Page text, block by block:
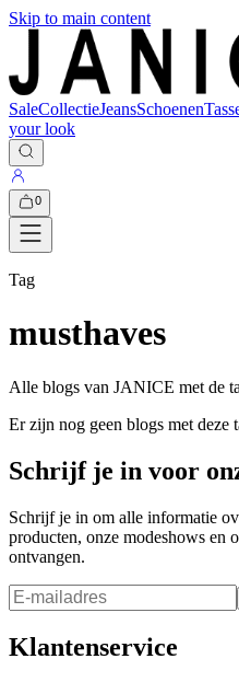
Skip to main content
SaleCollectieJeansSchoenen
your look
0
Tag
musthaves
Alle blogs van JANICE met de
Er zijn nog geen blogs met deze
Schrijf je in voor
Schrijf je in om alle informatie
producten, onze modeshows en
ontvangen.
Klantenservice